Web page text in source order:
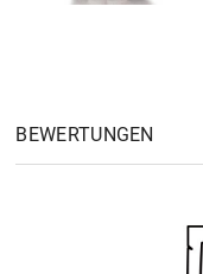
BEWERTUNGEN